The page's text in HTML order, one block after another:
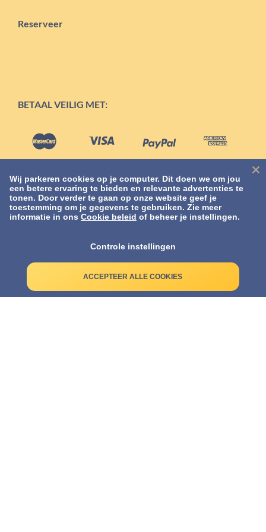
Reserveer
BETAAL VEILIG MET:
VOORWAARDEN
Privacyverklaring
Gebruiksvoorwaarden
Bedrijfsgegevens
Wij parkeren cookies op je computer. Dit doen we om jou
een betere ervaring te bieden en relevante advertenties te
tonen. Door verder te gaan op onze website geef je
toestemming om je gegevens te gebruiken. Zie meer
informatie in ons Cookie beleid of beheer je instellingen.
Controle instellingen
ACCEPTEER ALLE COOKIES